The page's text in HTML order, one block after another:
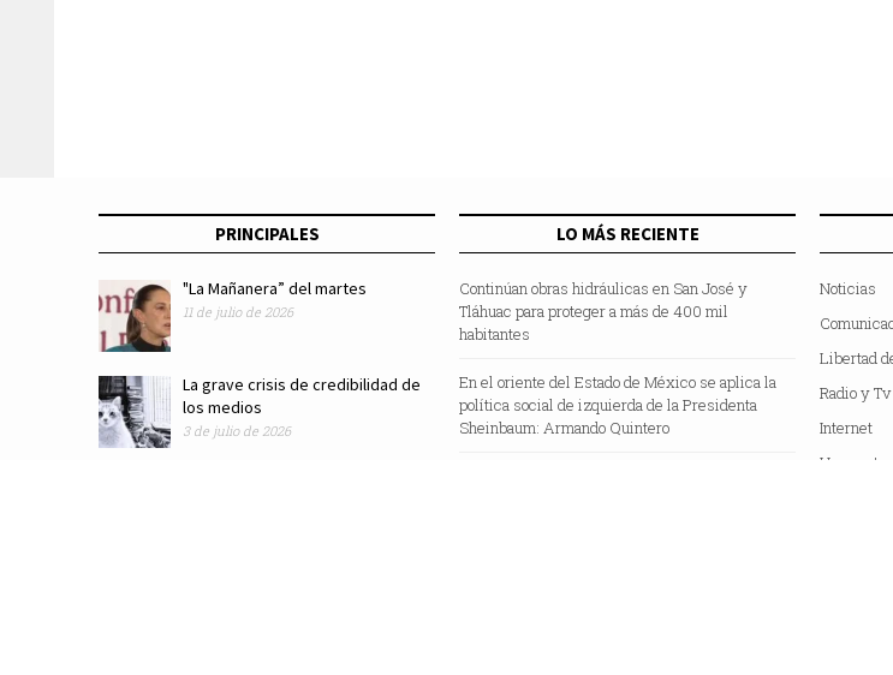
PRINCIPALES
"La Mañanera” del martes
11 de julio de 2026
La grave crisis de credibilidad de
los medios
3 de julio de 2026
LO MÁS RECIENTE
Continúan obras hidráulicas en San José y
Tláhuac para proteger a más de 400 mil
habitantes
En el oriente del Estado de México se aplica la
política social de izquierda de la Presidenta
Sheinbaum: Armando Quintero
Noticias
Libertad
Radio y Tv
Internet
Hemeroteca